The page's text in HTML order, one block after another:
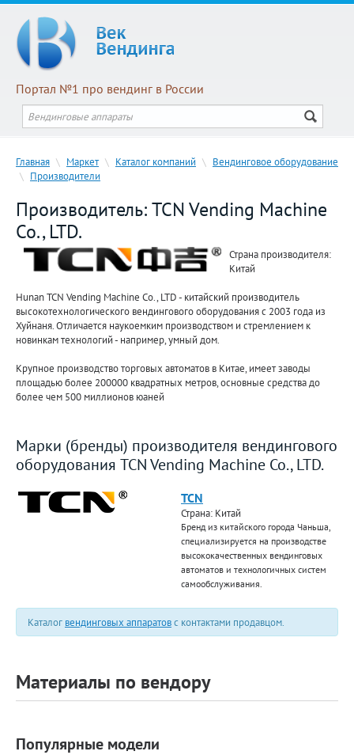
Портал №1 про вендинг в России
Главная \ Маркет \ Каталог компаний \ Вендинговое оборудование
\ Производители
Производитель: TCN Vending Machine
Co., LTD.
Страна производителя:
Китай
Hunan TCN Vending Machine Co., LTD - китайский производитель
высокотехнологического вендингового оборудования с 2003 года из
Хуйнаня. Отличается наукоемким производством и стремлением к
новинкам технологий - например, умный дом.
Крупное производство торговых автоматов в Китае, имеет заводы
площадью более 200000 квадратных метров, основные средства до
более чем 500 миллионов юаней
Марки (бренды) производителя вендингового
оборудования TCN Vending Machine Co., LTD.
TCN
Страна: Китай
Бренд из китайского города Чаньша,
специализируется на производстве
высококачественных вендинговых
автоматов и технологичных систем
самообслуживания.
Каталог вендинговых аппаратовс контактами продавцом.
Материалы по вендору
Популярные модели